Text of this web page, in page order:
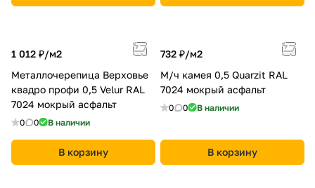
1 012 ₽/м2
Металлочерепица Верховье
квадро профи 0,5 Velur RAL
7024 мокрый асфальт
0 0 В наличии
В корзину
732 ₽/м2
М/ч камея 0,5 Quarzit RAL
7024 мокрый асфальт
0 0 В наличии
В корзину